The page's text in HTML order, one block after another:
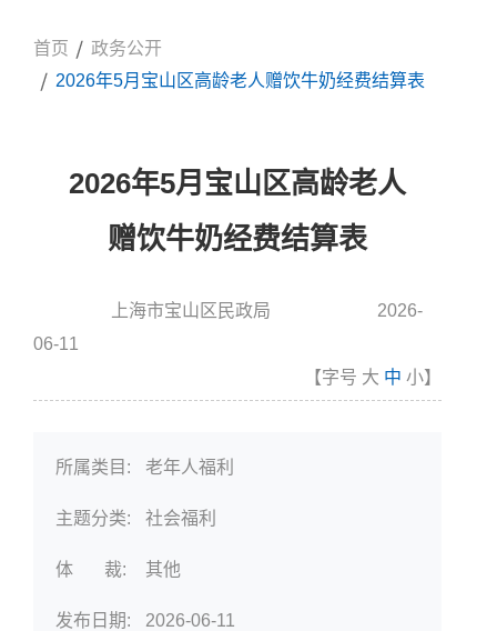
首页
政务公开
2026年5月宝山区高龄老人赠饮牛奶经费结算表
2026年5月宝山区高龄老人
赠饮牛奶经费结算表
上海市宝山区民政局
2026-
06-11
【字号 大 中 小】
所属类目: 老年人福利
主题分类: 社会福利
体 裁: 其他
发布日期: 2026-06-11